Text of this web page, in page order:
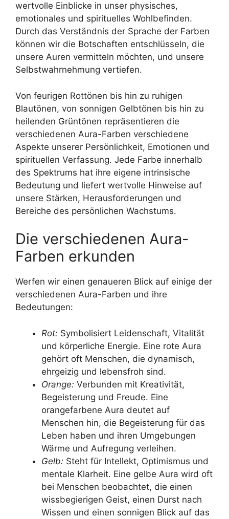
wertvolle Einblicke in unser physisches,
emotionales und spirituelles Wohlbefinden.
Durch das Verständnis der Sprache der Farben
können wir die Botschaften entschlüsseln, die
unsere Auren vermitteln möchten, und unsere
Selbstwahrnehmung vertiefen.
Von feurigen Rottönen bis hin zu ruhigen
Blautönen, von sonnigen Gelbtönen bis hin zu
heilenden Grüntönen repräsentieren die
verschiedenen Aura-Farben verschiedene
Aspekte unserer Persönlichkeit, Emotionen und
spirituellen Verfassung. Jede Farbe innerhalb
des Spektrums hat ihre eigene intrinsische
Bedeutung und liefert wertvolle Hinweise auf
unsere Stärken, Herausforderungen und
Bereiche des persönlichen Wachstums.
Die verschiedenen Aura-
Farben erkunden
Werfen wir einen genaueren Blick auf einige der
verschiedenen Aura-Farben und ihre
Bedeutungen:
Rot: Symbolisiert Leidenschaft, Vitalität
und körperliche Energie. Eine rote Aura
gehört oft Menschen, die dynamisch,
ehrgeizig und lebensfroh sind.
Orange: Verbunden mit Kreativität,
Begeisterung und Freude. Eine
orangefarbene Aura deutet auf
Menschen hin, die Begeisterung für das
Leben haben und ihren Umgebungen
Wärme und Aufregung verleihen.
Gelb: Steht für Intellekt, Optimismus und
mentale Klarheit. Eine gelbe Aura wird oft
bei Menschen beobachtet, die einen
wissbegierigen Geist, einen Durst nach
Wissen und einen sonnigen Blick auf das